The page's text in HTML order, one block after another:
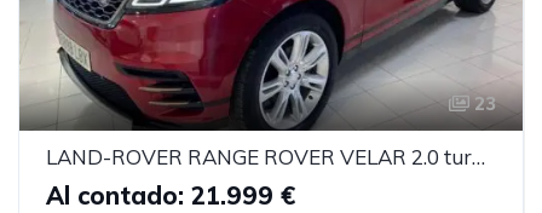
23
LAND-ROVER RANGE ROVER VELAR 2.0 turbo R-Dinamyc 4x4
Al contado: 21.999 €